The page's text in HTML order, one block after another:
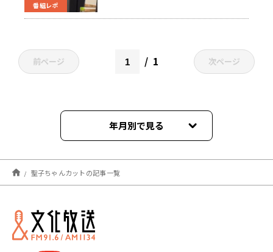
番組レポ
前ページ 1 次ページ
年月別で見る
2021年06月
聖子ちゃんカットの記事一覧